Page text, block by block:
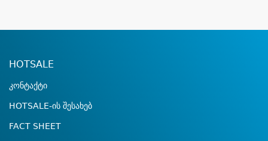
HOTSALE
კონტაქტი
HOTSALE-ის შესახებ
FACT SHEET